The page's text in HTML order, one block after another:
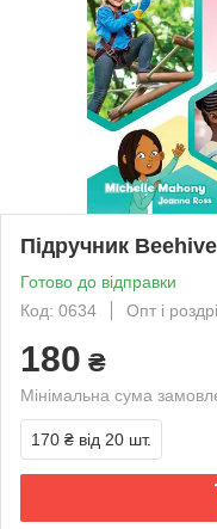
Підручник
Готово до відправки
Код: 0634
Опт і
180 ₴
Мінімальна сума
170 ₴ від 20 шт.